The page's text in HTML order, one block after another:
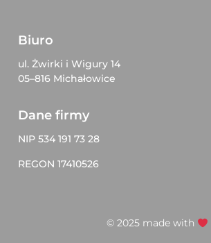
Biuro
ul. Żwirki i Wigury 14
05–816 Michałowice
Dane firmy
NIP 534 191 73 28
REGON 17410526
© 2025 made with